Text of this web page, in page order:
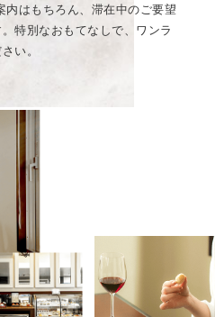
はもちろん、滞在中のご要望
特別なおもてなしで、ワンラ
い。